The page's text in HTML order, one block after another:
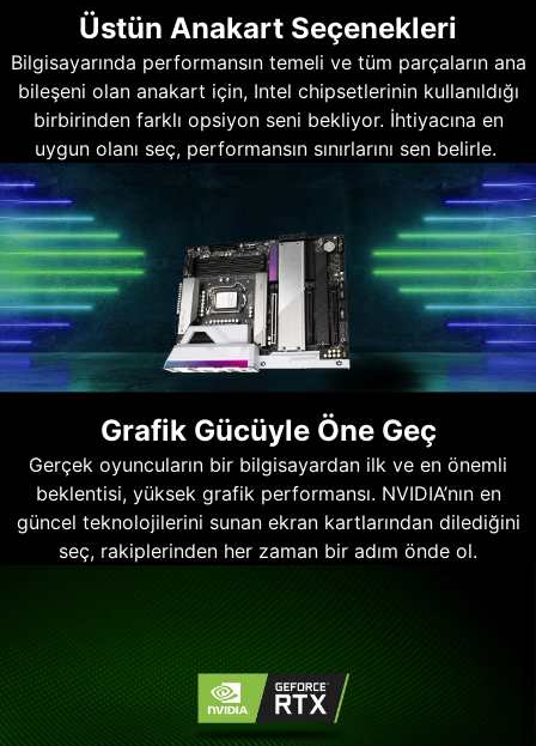
Üstün Anakart Seçenekleri
Bilgisayarında performansın temeli ve tüm parçaların ana
bileşeni olan anakart için, Intel chipsetlerinin kullanıldığı
birbirinden farklı opsiyon seni bekliyor. İhtiyacına en
uygun olanı seç, performansın sınırlarını sen belirle.
Grafik Gücüyle Öne Geç
Gerçek oyuncuların bir bilgisayardan ilk ve en önemli
beklentisi, yüksek grafik performansı. NVIDIA’nın en
güncel teknolojilerini sunan ekran kartlarından dilediğini
seç, rakiplerinden her zaman bir adım önde ol.